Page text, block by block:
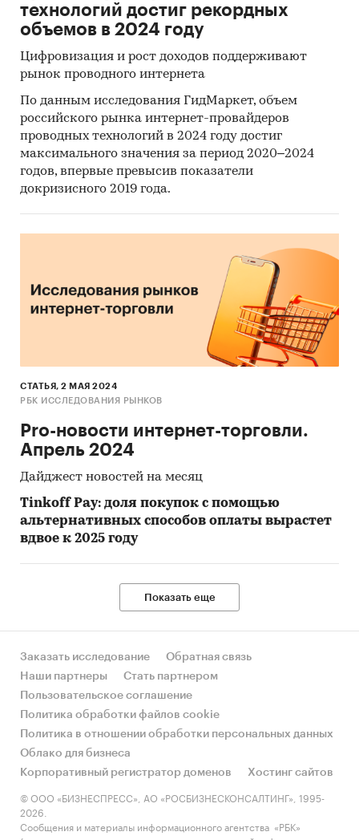
технологий достиг рекордных
объемов в 2024 году
Цифровизация и рост доходов поддерживают
рынок проводного интернета
По данным исследования ГидМаркет, объем
российского рынка интернет-провайдеров
проводных технологий в 2024 году достиг
максимального значения за период 2020–2024
годов, впервые превысив показатели
докризисного 2019 года.
СТАТЬЯ, 2 МАЯ 2024
РБК ИССЛЕДОВАНИЯ РЫНКОВ
Pro-новости интернет-торговли.
Апрель 2024
Дайджест новостей на месяц
Tinkoff Pay: доля покупок с помощью
альтернативных способов оплаты вырастет
вдвое к 2025 году
Показать еще
Заказать исследование
Обратная связь
Наши партнеры
Стать партнером
Пользовательское соглашение
Политика обработки файлов cookie
Политика в отношении обработки персональных данных
Облако для бизнеса
Корпоративный регистратор доменов
Хостинг сайтов
© ООО «БИЗНЕСПРЕСС», АО «РОСБИЗНЕСКОНСАЛТИНГ», 1995-
2026.
Сообщения и материалы информационного агентства «РБК»